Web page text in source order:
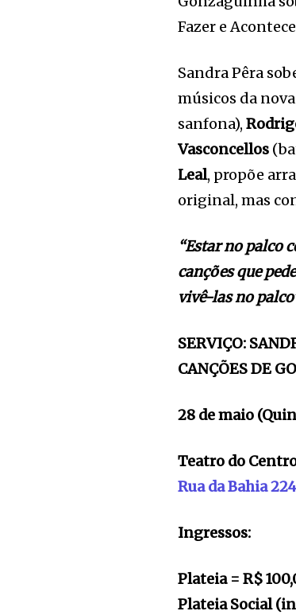
Fazer e
Sandra Pêra
músicos da
sanfona),
Vasconcellos
Leal, propõe
original, mas
“Estar no palco
canções que
vivê-las no
SERVIÇO:
CANÇÕES DE
28 de maio
Teatro do
Rua da Bahia
Ingressos:
Plateia = R$
Plateia Social